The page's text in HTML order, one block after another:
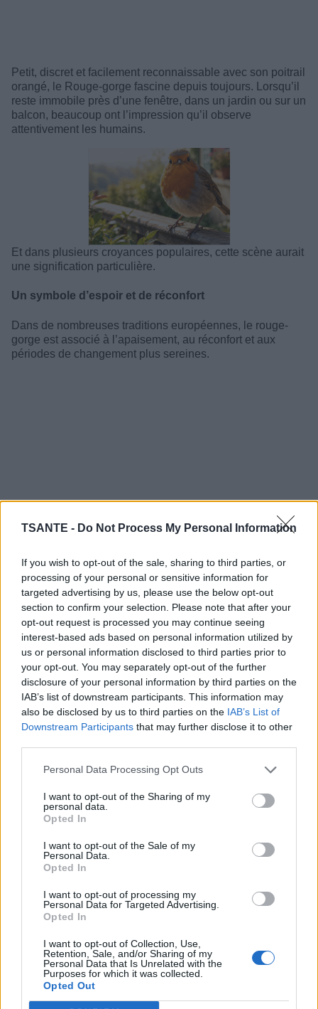
TSANTE - Do Not Process My Personal Information
If you wish to opt-out of the sale, sharing to third parties, or
processing of your personal or sensitive information for
targeted advertising by us, please use the below opt-out
section to confirm your selection. Please note that after your
opt-out request is processed you may continue seeing
interest-based ads based on personal information utilized by
us or personal information disclosed to third parties prior to
your opt-out. You may separately opt-out of the further
disclosure of your personal information by third parties on the
IAB’s list of downstream participants. This information may
also be disclosed by us to third parties on the IAB’s List of
Downstream Participants that may further disclose it to other
Personal Data Processing Opt Outs
I want to opt-out of the Sharing of my
personal data.
Opted In
I want to opt-out of the Sale of my
Personal Data.
Opted In
I want to opt-out of processing my
Personal Data for Targeted Advertising.
Opted In
I want to opt-out of Collection, Use,
Retention, Sale, and/or Sharing of my
Personal Data that Is Unrelated with the
Purposes for which it was collected.
Opted Out
Petit, discret et facilement reconnaissable avec son poitrail
orangé, le Rouge-gorge fascine depuis toujours. Lorsqu’il
reste immobile près d’une fenêtre, dans un jardin ou sur un
balcon, beaucoup ont l’impression qu’il observe
attentivement les humains.
Et dans plusieurs croyances populaires, cette scène aurait
une signification particulière.
Un symbole d’espoir et de réconfort
Dans de nombreuses traditions européennes, le rouge-
gorge est associé à l’apaisement, au réconfort et aux
périodes de changement plus sereines.
Certaines personnes considèrent même qu’un rouge-
gorge qui s’approche sans peur pourrait symboliser :
un message rassurant,
un besoin de ralentir,
ou une présence réconfortante pendant une période
difficile.
Sa petite taille et son comportement calme renforcent cette
image positive.
Pourquoi il semble observer les humains
Le rouge-gorge est un oiseau naturellement curieux et
méfiantes, il peut rester très proche des personnes sans
s’envoler immédiatement.
En réalité, il observe surtout :
les mouvements autour de lui,
ou les zones qu’il considère comme sûres.
Mais son regard direct donne souvent l’impression d’une
Un oiseau entouré de nombreuses croyances
Dans certaines cultures, voir régulièrement un rouge-gorge